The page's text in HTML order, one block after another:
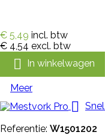
€ 5,49 incl. btw
€ 4,54 excl. btw
 In winkelwagen
Meer

Referentie: W1501202